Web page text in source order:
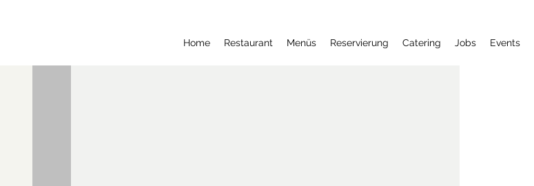
Home Restaurant Menüs Reservierung Catering Jobs Events